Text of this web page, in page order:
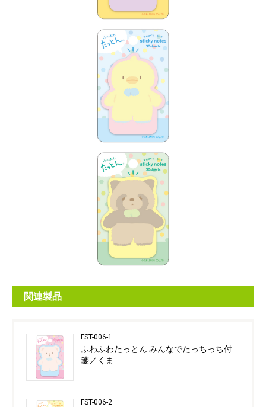
関連製品
FST-006-1
ふわふわたっとん みんなでたっちっち付
箋／くま
FST-006-2